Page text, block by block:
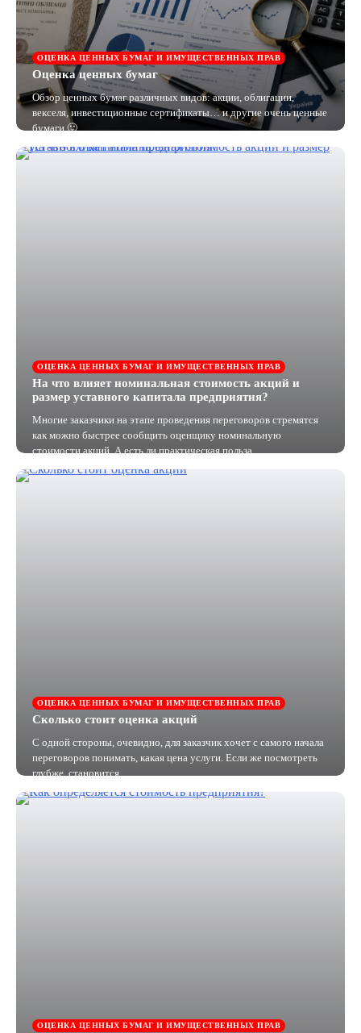
ОЦЕНКА ЦЕННЫХ БУМАГ И ИМУЩЕСТВЕННЫХ ПРАВ
Оценка ценных бумаг
Обзор ценных бумаг различных видов: акции, облигации,
векселя, инвестиционные сертификаты… и другие очень ценные
бумаги 🙂
ОЦЕНКА ЦЕННЫХ БУМАГ И ИМУЩЕСТВЕННЫХ ПРАВ
На что влияет номинальная стоимость акций и
размер уставного капитала предприятия?
Многие заказчики на этапе проведения переговоров стремятся
как можно быстрее сообщить оценщику номинальную
стоимости акций. А есть ли практическая польза…
ОЦЕНКА ЦЕННЫХ БУМАГ И ИМУЩЕСТВЕННЫХ ПРАВ
Сколько стоит оценка акций
С одной стороны, очевидно, для заказчик хочет с самого начала
переговоров понимать, какая цена услуги. Если же посмотреть
глубже, становится…
ОЦЕНКА ЦЕННЫХ БУМАГ И ИМУЩЕСТВЕННЫХ ПРАВ